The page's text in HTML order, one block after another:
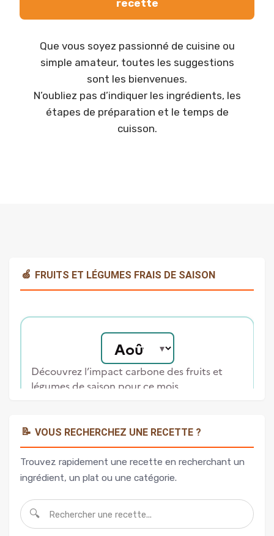
recette
Que vous soyez passionné de cuisine ou
simple amateur, toutes les suggestions
sont les bienvenues.
N’oubliez pas d’indiquer les ingrédients, les
étapes de préparation et le temps de
cuisson.
🍏 FRUITS ET LÉGUMES FRAIS DE SAISON
📝 VOUS RECHERCHEZ UNE RECETTE ?
Trouvez rapidement une recette en recherchant un
ingrédient, un plat ou une catégorie.
🔍